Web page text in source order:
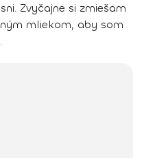
Zvyčajne si zmiešam
mliekom, aby som